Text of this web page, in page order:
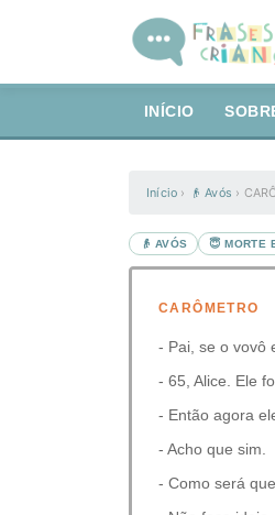
INÍCIO
Início › 👴 Avós ›
👴 AVÓS 😇 MORTE
CARÔMETRO
- Pai, se o vovô
- 65, Alice. Ele
- Então agora
- Acho que sim.
- Como será